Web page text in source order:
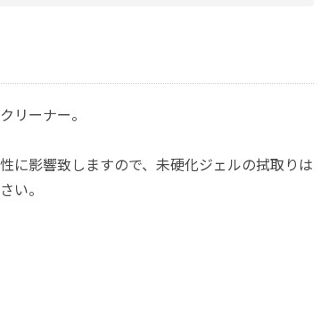
リーナー。
に影響致しますので、未硬化ジェルの拭取りは
い。